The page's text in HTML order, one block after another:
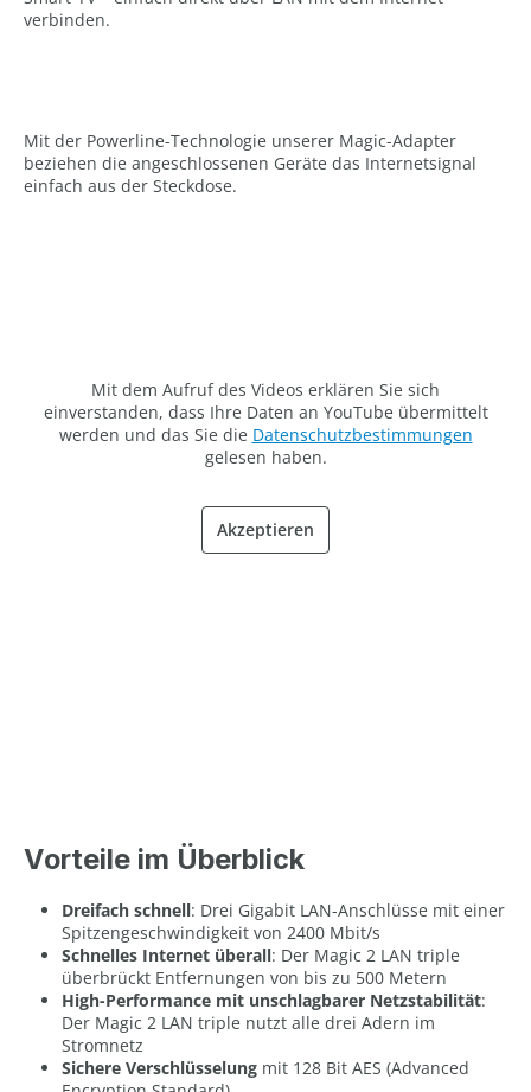
verbinden.
Mit der Powerline-Technologie unserer Magic-Adapter
beziehen die angeschlossenen Geräte das Internetsignal
einfach aus der Steckdose.
Mit dem Aufruf des Videos erklären Sie sich
einverstanden, dass Ihre Daten an YouTube übermittelt
werden und das Sie die Datenschutzbestimmungen
gelesen haben.
Akzeptieren
Vorteile im Überblick
Dreifach schnell: Drei Gigabit LAN-Anschlüsse mit einer
Spitzengeschwindigkeit von 2400 Mbit/s
Schnelles Internet überall: Der Magic 2 LAN triple
überbrückt Entfernungen von bis zu 500 Metern
High-Performance mit unschlagbarer Netzstabilität:
Der Magic 2 LAN triple nutzt alle drei Adern im
Stromnetz
Sichere Verschlüsselung mit 128 Bit AES (Advanced